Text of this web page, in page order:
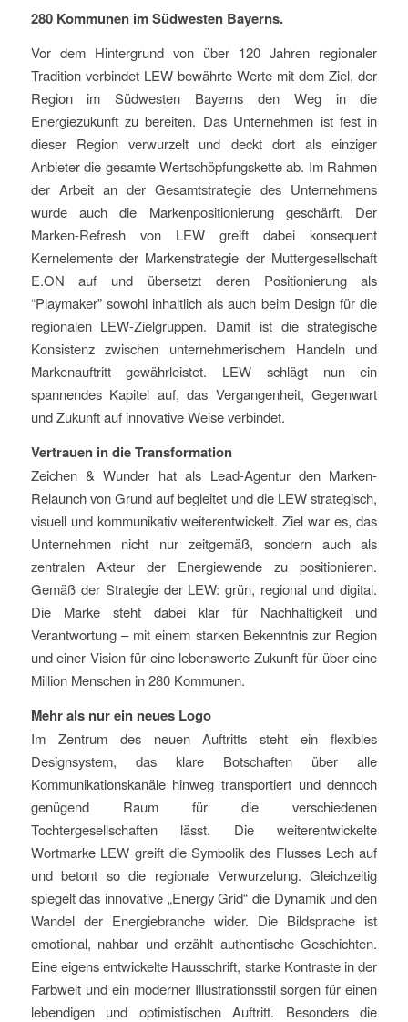
280 Kommunen im Südwesten Bayerns.
Vor dem Hintergrund von über 120 Jahren regionaler
Tradition verbindet LEW bewährte Werte mit dem Ziel, der
Region im Südwesten Bayerns den Weg in die
Energiezukunft zu bereiten. Das Unternehmen ist fest in
dieser Region verwurzelt und deckt dort als einziger
Anbieter die gesamte Wertschöpfungskette ab. Im Rahmen
der Arbeit an der Gesamtstrategie des Unternehmens
wurde auch die Markenpositionierung geschärft. Der
Marken-Refresh von LEW greift dabei konsequent
Kernelemente der Markenstrategie der Muttergesellschaft
E.ON auf und übersetzt deren Positionierung als
“Playmaker” sowohl inhaltlich als auch beim Design für die
regionalen LEW-Zielgruppen. Damit ist die strategische
Konsistenz zwischen unternehmerischem Handeln und
Markenauftritt gewährleistet. LEW schlägt nun ein
spannendes Kapitel auf, das Vergangenheit, Gegenwart
und Zukunft auf innovative Weise verbindet.
Vertrauen in die Transformation
Zeichen & Wunder hat als Lead-Agentur den Marken-
Relaunch von Grund auf begleitet und die LEW strategisch,
visuell und kommunikativ weiterentwickelt. Ziel war es, das
Unternehmen nicht nur zeitgemäß, sondern auch als
zentralen Akteur der Energiewende zu positionieren.
Gemäß der Strategie der LEW: grün, regional und digital.
Die Marke steht dabei klar für Nachhaltigkeit und
Verantwortung – mit einem starken Bekenntnis zur Region
und einer Vision für eine lebenswerte Zukunft für über eine
Million Menschen in 280 Kommunen.
Mehr als nur ein neues Logo
Im Zentrum des neuen Auftritts steht ein flexibles
Designsystem, das klare Botschaften über alle
Kommunikationskanäle hinweg transportiert und dennoch
genügend Raum für die verschiedenen
Tochtergesellschaften lässt. Die weiterentwickelte
Wortmarke LEW greift die Symbolik des Flusses Lech auf
und betont so die regionale Verwurzelung. Gleichzeitig
spiegelt das innovative „Energy Grid“ die Dynamik und den
Wandel der Energiebranche wider. Die Bildsprache ist
emotional, nahbar und erzählt authentische Geschichten.
Eine eigens entwickelte Hausschrift, starke Kontraste in der
Farbwelt und ein moderner Illustrationsstil sorgen für einen
lebendigen und optimistischen Auftritt. Besonders die